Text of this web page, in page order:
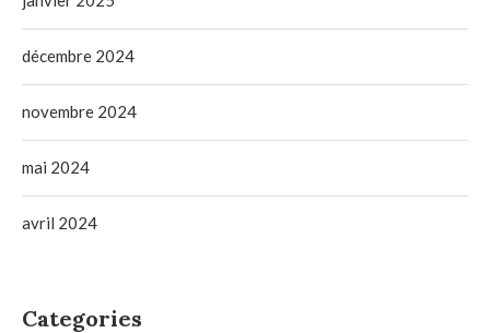
décembre 2024
novembre 2024
mai 2024
avril 2024
Categories